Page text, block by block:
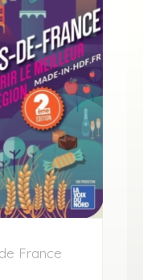
France